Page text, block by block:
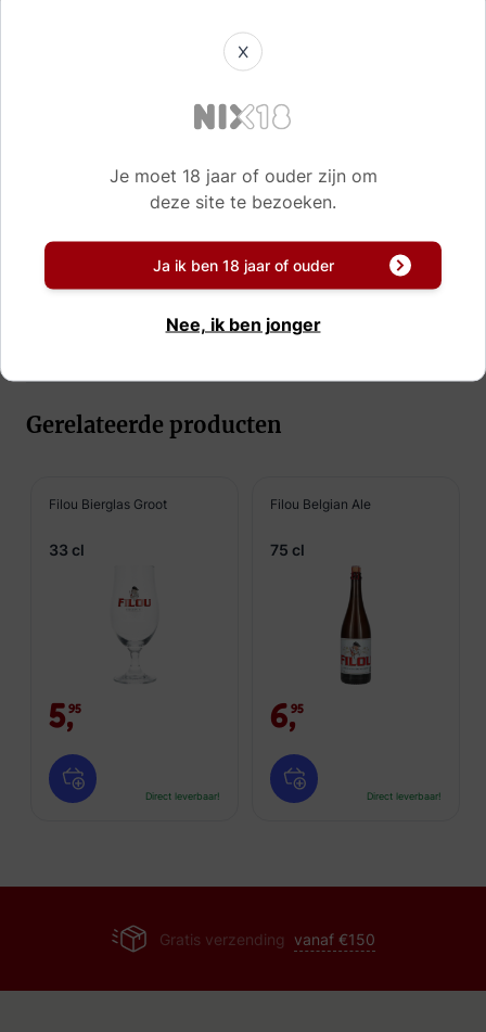
Schrijf uw eigen review
Gerelateerde producten
Filou Bierglas Groot
33 cl
5,95
Direct leverbaar!
Filou Belgian Ale
75 cl
6,95
Direct leverbaar!
Gratis verzending vanaf €150
X
Je moet 18 jaar of ouder zijn om
deze site te bezoeken.
Ja ik ben 18 jaar of ouder
Nee, ik ben jonger